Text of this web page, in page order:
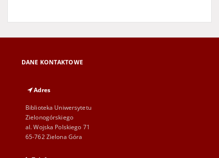
DANE KONTAKTOWE
Adres
Biblioteka Uniwersytetu
Zielonogórskiego
al. Wojska Polskiego 71
65-762 Zielona Góra